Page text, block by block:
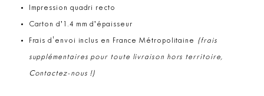
Impression quadri recto
Carton d’1.4 mm d’épaisseur
Frais d'envoi inclus en France Métropolitaine (frais
supplémentaires pour toute livraison hors territoire,
Contactez-nous !)